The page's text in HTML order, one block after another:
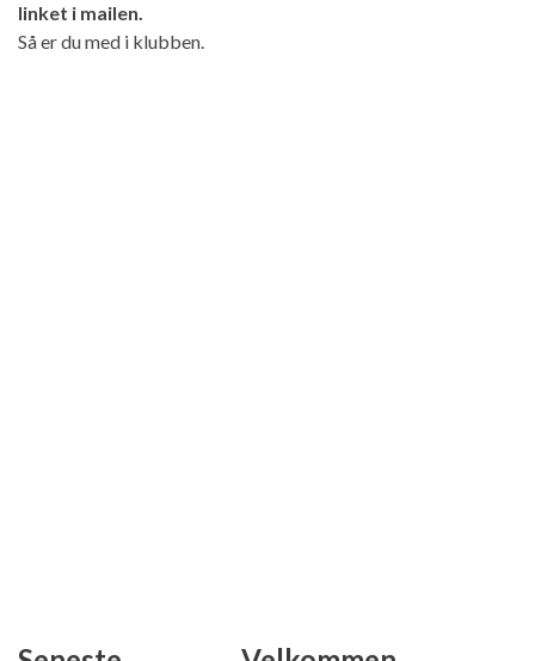
linket i mailen.
Så er du med i klubben.